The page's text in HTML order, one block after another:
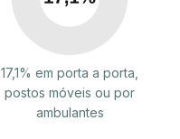
17,1% em porta a porta,
postos móveis ou por
ambulantes